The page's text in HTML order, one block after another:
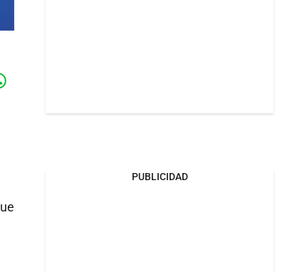
PUBLICIDAD